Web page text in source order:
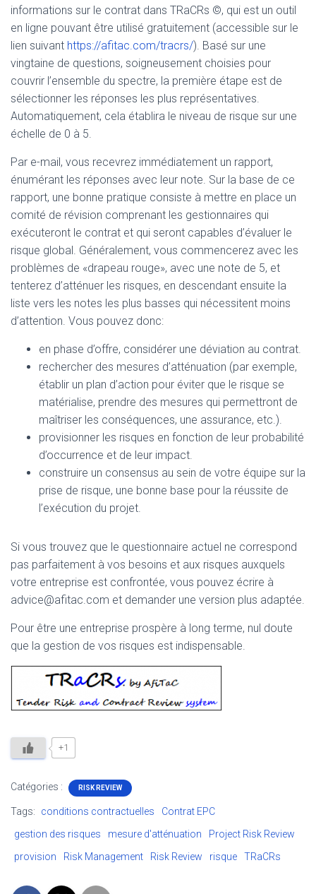
informations sur le contrat dans TRaCRs ©, qui est un outil
en ligne pouvant être utilisé gratuitement (accessible sur le
lien suivant https://afitac.com/tracrs/). Basé sur une
vingtaine de questions, soigneusement choisies pour
couvrir l’ensemble du spectre, la première étape est de
sélectionner les réponses les plus représentatives.
Automatiquement, cela établira le niveau de risque sur une
échelle de 0 à 5.
Par e-mail, vous recevrez immédiatement un rapport,
énumérant les réponses avec leur note. Sur la base de ce
rapport, une bonne pratique consiste à mettre en place un
comité de révision comprenant les gestionnaires qui
exécuteront le contrat et qui seront capables d’évaluer le
risque global. Généralement, vous commencerez avec les
problèmes de «drapeau rouge», avec une note de 5, et
tenterez d’atténuer les risques, en descendant ensuite la
liste vers les notes les plus basses qui nécessitent moins
d’attention. Vous pouvez donc:
en phase d’offre, considérer une déviation au contrat.
rechercher des mesures d’atténuation (par exemple,
établir un plan d’action pour éviter que le risque se
matérialise, prendre des mesures qui permettront de
maîtriser les conséquences, une assurance, etc.).
provisionner les risques en fonction de leur probabilité
d’occurrence et de leur impact.
construire un consensus au sein de votre équipe sur la
prise de risque, une bonne base pour la réussite de
l’exécution du projet.
Si vous trouvez que le questionnaire actuel ne correspond
pas parfaitement à vos besoins et aux risques auxquels
votre entreprise est confrontée, vous pouvez écrire à
advice@afitac.com et demander une version plus adaptée.
Pour être une entreprise prospère à long terme, nul doute
que la gestion de vos risques est indispensable.
+1
Catégories : RISK REVIEW
Tags: conditions contractuelles
Contrat EPC
gestion des risques
mesure d'atténuation
Project Risk Review
provision
Risk Management Risk Review risque TRaCRs